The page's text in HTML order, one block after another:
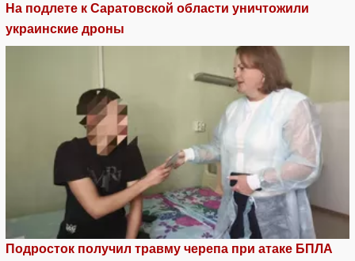
На подлете к Саратовской области уничтожили
украинские дроны
Подросток получил травму черепа при атаке БПЛА